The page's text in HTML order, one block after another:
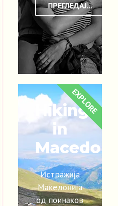
ПРЕГЛЕДАЈ...
Hiking
in
Истражија
Македонија
од поинаков
EXPLORE